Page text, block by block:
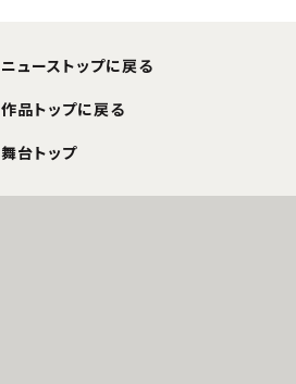
ニューストップに戻る
作品トップに戻る
舞台トップ